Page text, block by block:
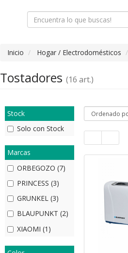
Inicio Hogar / Electrodomésticos
Tostadores (16 art.)
Stock
Solo con Stock
Marcas
ORBEGOZO (7)
PRINCESS (3)
GRUNKEL (3)
BLAUPUNKT (2)
XIAOMI (1)